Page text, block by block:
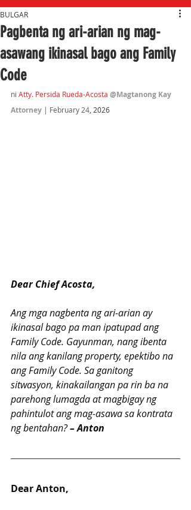
Pagbenta ng ari-arian ng mag-
asawang ikinasal bago ang Family
Code
BULGAR
ni Atty. Persida Rueda-Acosta @Magtanong Kay
Attorney | February 24 , 2026
Dear Chief Acosta,
Ang mga nagbenta ng ari-arian ay
ikinasal bago pa man ipatupad ang
Family Code. Gayunman, nang ibenta
nila ang kanilang property, epektibo na
ang Family Code. Sa ganitong
sitwasyon, kinakailangan pa rin ba na
parehong lumagda at magbigay ng
pahintulot ang mag-asawa sa kontrata
ng bentahan? – Anton
Dear Anton,